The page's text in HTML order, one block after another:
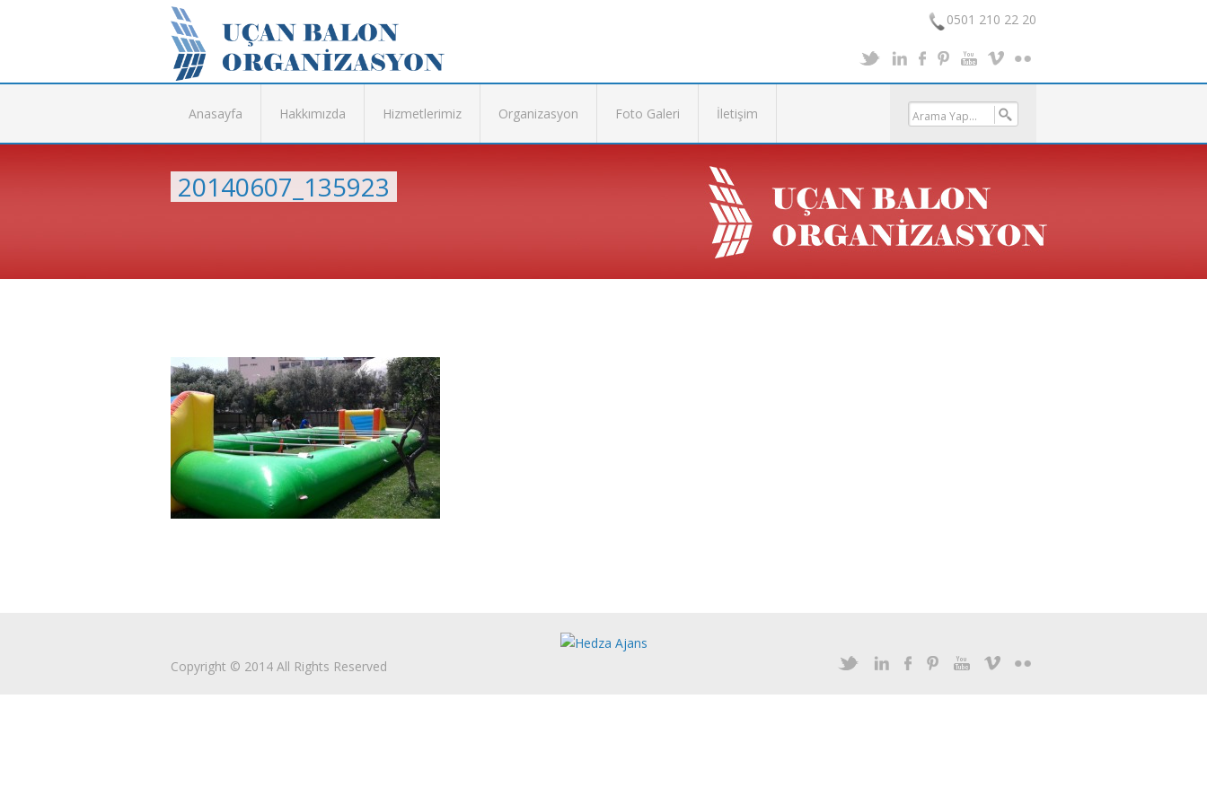
0501 210 22 20
Anasayfa Hakkımızda Hizmetlerimiz Organizasyon Foto Galeri İletişim
20140607_135923
Copyright © 2014 All Rights Reserved